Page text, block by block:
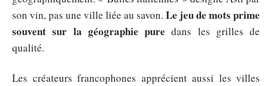
son vin, pas une ville liée au savon. Le jeu de mots prime
souvent sur la géographie pure dans les grilles de
qualité.
Les créateurs francophones apprécient aussi les villes